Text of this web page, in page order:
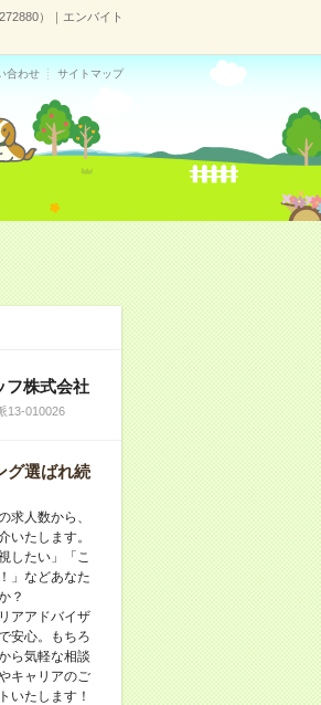
）｜エンバイト
合わせ サイトマップ
フ株式会社
13-010026
グ選ばれ続
求人数から、
いたします。
したい」「こ
」などあなた
？
アアドバイザ
安心。もちろ
ら気軽な相談
キャリアのご
いたします！